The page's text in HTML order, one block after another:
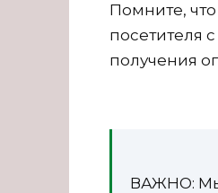
Помните,
посетителя
получения
ВАЖНО: Мы